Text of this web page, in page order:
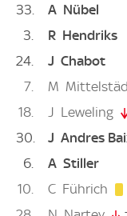
33 A Nübel
3
R Hendriks
24
J Chabot
7
M
18 J Leweling
30 J Andres
6
A Stiller
10
C Führich